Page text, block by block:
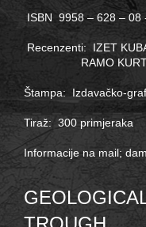
ISBN 9958 – 628 – 08
Recenzenti:
RAMO
Štampa: Izdavačko-
Tiraž: 300 primjeraka
Informacije na mail;